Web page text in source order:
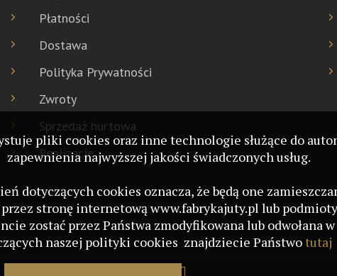
Płatności
Dostawa
Polityka Prywatności
Zwroty
Sprzedaż hurtowa
Realizacje
pliki cookies oraz inne technologie służące do
zapewnienia najwyższej jakości świadczonych usług.
dotyczących cookies oznacza, że będą one
stronę internetową www.fabrykajuty.pl lub
zostać przez Państwa zmodyfikowana lub odwołana
naszej polityki cookies znajdziecie Państwotutaj